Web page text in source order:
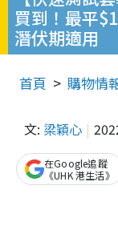
買到！最平
潛伏期適用
首頁 購物情
文: 梁穎心
在Google追蹤
《UHK 港生活》